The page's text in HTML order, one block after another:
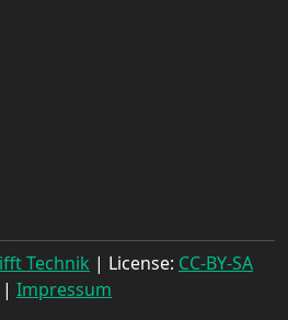
Technik | License: CC-BY-SA
| Impressum